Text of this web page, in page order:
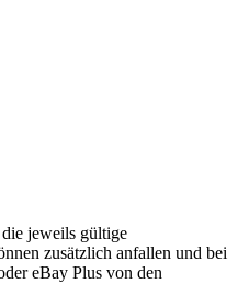
jeweils gültige
zusätzlich anfallen und bei
eBay Plus von den